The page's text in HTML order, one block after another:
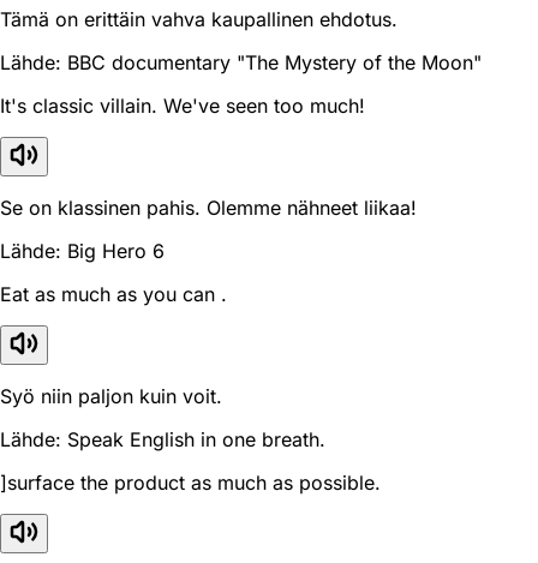
Tämä on erittäin vahva kaupallinen ehdotus.
Lähde: BBC documentary "The Mystery of the Moon"
It's classic villain. We've seen too much!
Se on klassinen pahis. Olemme nähneet liikaa!
Lähde: Big Hero 6
Eat as much as you can .
Syö niin paljon kuin voit.
Lähde: Speak English in one breath.
]surface the product as much as possible.